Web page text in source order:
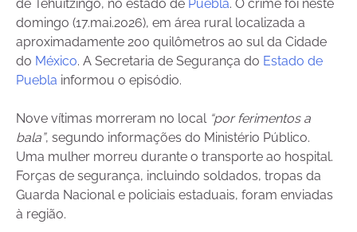
de Tehuitzingo, no estado de Puebla. O crime foi neste
domingo (17.mai.2026), em área rural localizada a
aproximadamente 200 quilômetros ao sul da Cidade
do México. A Secretaria de Segurança do Estado de
Puebla informou o episódio.
Nove vítimas morreram no local “por ferimentos a
bala”, segundo informações do Ministério Público.
Uma mulher morreu durante o transporte ao hospital.
Forças de segurança, incluindo soldados, tropas da
Guarda Nacional e policiais estaduais, foram enviadas
à região.